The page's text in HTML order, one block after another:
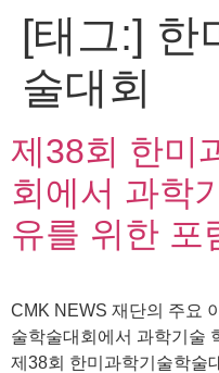
너
기
[태그:] 한
술대회
제38회 한미
회에서 과학
유를 위한 포
CMK NEWS 재단의 주요
술학술대회에서 과학기술
제38회 한미과학기술학술